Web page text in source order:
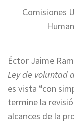
Comisiones
Éctor Jaime
Ley de voluntad
es vista “con
termine la
alcances de la